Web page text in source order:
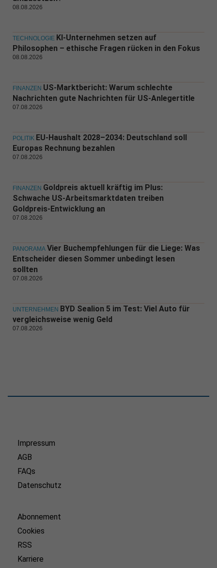
08.08.2026
TECHNOLOGIE KI-Unternehmen setzen auf
Philosophen – ethische Fragen rücken in den Fokus
08.08.2026
FINANZEN US-Marktbericht: Warum schlechte
Nachrichten gute Nachrichten für US-Anlegertitle
07.08.2026
POLITIK EU-Haushalt 2028–2034: Deutschland soll
Europas Rechnung bezahlen
07.08.2026
FINANZEN Goldpreis aktuell kräftig im Plus:
Schwache US-Arbeitsmarktdaten treiben
Goldpreis-Entwicklung an
07.08.2026
PANORAMA Vier Buchempfehlungen für die Liege: Was
Entscheider diesen Sommer unbedingt lesen
sollten
07.08.2026
UNTERNEHMEN BYD Sealion 5 im Test: Viel Auto für
vergleichsweise wenig Geld
07.08.2026
Impressum
AGB
FAQs
Datenschutz
Abonnement
Cookies
RSS
Karriere